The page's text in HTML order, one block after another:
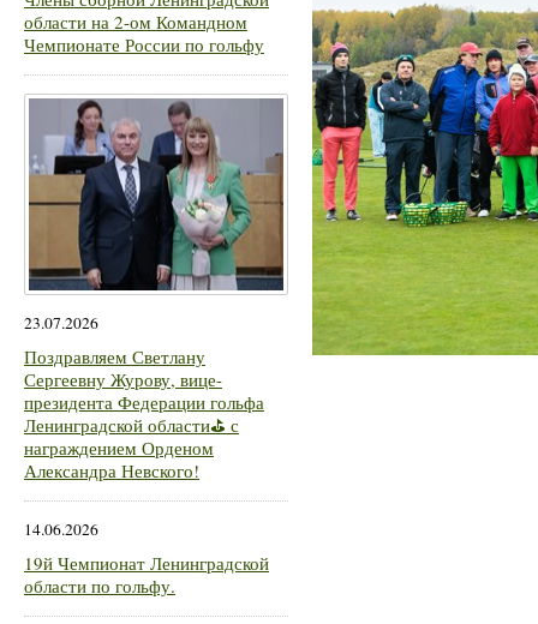
области на 2-ом Командном
Чемпионате России по гольфу
23.07.2026
Поздравляем Светлану
Сергеевну Журову, вице-
президента Федерации гольфа
Ленинградской области⛳ с
награждением Орденом
Александра Невского!
14.06.2026
19й Чемпионат Ленинградской
области по гольфу.